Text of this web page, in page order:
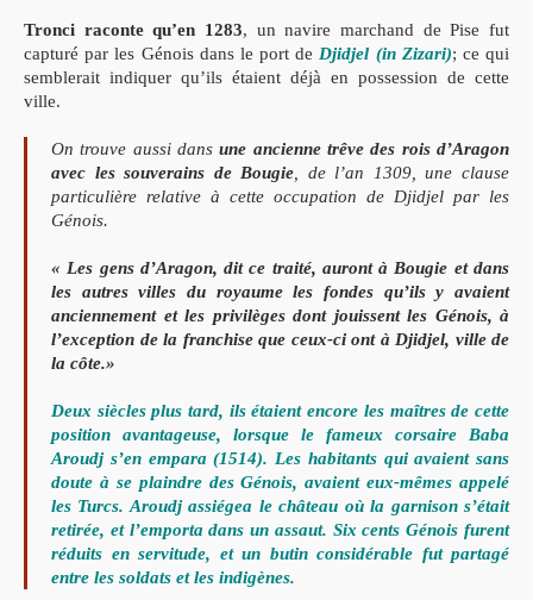
Tronci raconte qu’en 1283, un navire marchand de Pise fut
capturé par les Génois dans le port de Djidjel (in Zizari); ce qui
semblerait indiquer qu’ils étaient déjà en possession de cette
ville.
On trouve aussi dansune ancienne trêve des rois d’Aragon
avec les souverains de Bougie , de l’an 1309, une clause
particulière relative à cette occupation de Djidjel par les
Génois.
« Les gens d’Aragon,dit ce traité, auront à Bougie et dans
les autres villes du royaume les fondes qu’ils y avaient
anciennement et les privilèges dont jouissent les Génois, à
l’exception de la franchise que ceux-ci ont à Djidjel, ville de
la côte.»
Deux siècles plus tard, ils étaient encore les maîtres de cette
position avantageuse, lorsque le fameux corsaire Baba
Aroudj s’en empara(1514). Les habitants qui avaient sans
doute à se plaindre des Génois,avaient eux-mêmes appelé
les Turcs. Aroudj assiégea le château où la garnison s’était
retirée, et l’emporta dans un assaut. Six cents Génois furent
réduits en servitude, et un butin considérable fut partagé
entre les soldats et les indigènes.